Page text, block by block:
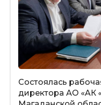
Состоялась
директора АО «АК